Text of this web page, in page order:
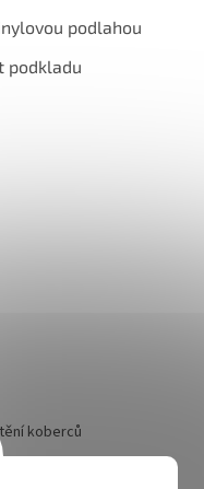
podlahou
podkladu
koberců